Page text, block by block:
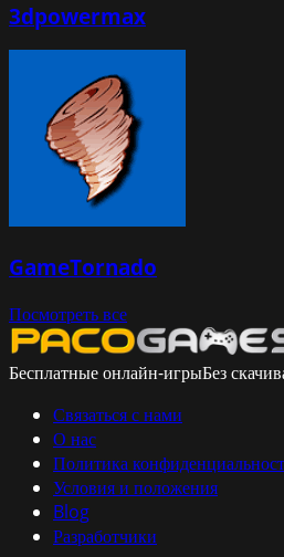
3dpowermax
GameTornado
Посмотреть все
Бесплатные онлайн-игрыБез
Связаться с нами
О нас
Политика
Условия и положения
Blog
Разработчики